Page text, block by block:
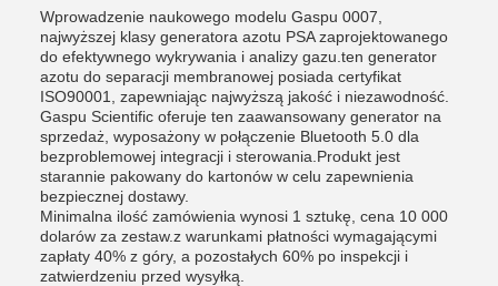
Wprowadzenie naukowego modelu Gaspu 0007,
najwyższej klasy generatora azotu PSA zaprojektowanego
do efektywnego wykrywania i analizy gazu.ten generator
azotu do separacji membranowej posiada certyfikat
ISO90001, zapewniając najwyższą jakość i niezawodność.
Gaspu Scientific oferuje ten zaawansowany generator na
sprzedaż, wyposażony w połączenie Bluetooth 5.0 dla
bezproblemowej integracji i sterowania.Produkt jest
starannie pakowany do kartonów w celu zapewnienia
bezpiecznej dostawy.
Minimalna ilość zamówienia wynosi 1 sztukę, cena 10 000
dolarów za zestaw.z warunkami płatności wymagającymi
zapłaty 40% z góry, a pozostałych 60% po inspekcji i
zatwierdzeniu przed wysyłką.